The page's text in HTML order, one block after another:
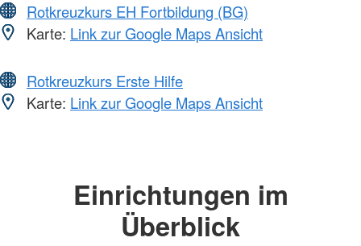
Rotkreuzkurs EH Fortbildung (BG)
Karte: Link zur Google Maps Ansicht
Rotkreuzkurs Erste Hilfe
Karte: Link zur Google Maps Ansicht
Einrichtungen im
Überblick